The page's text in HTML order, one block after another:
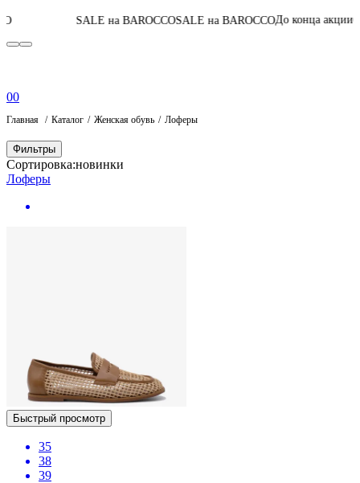
SALE на BAROCCO SALE на BAROCCO До конца акции04:05:36:32
00
Главная Каталог Женская обувь Лоферы
Фильтры
Сортировка:новинки
Лоферы
Быстрый просмотр
35
38
39